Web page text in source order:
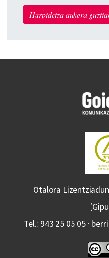
Harpidetza aukera
Otalora
Tel.: 943 25 05 05 ·